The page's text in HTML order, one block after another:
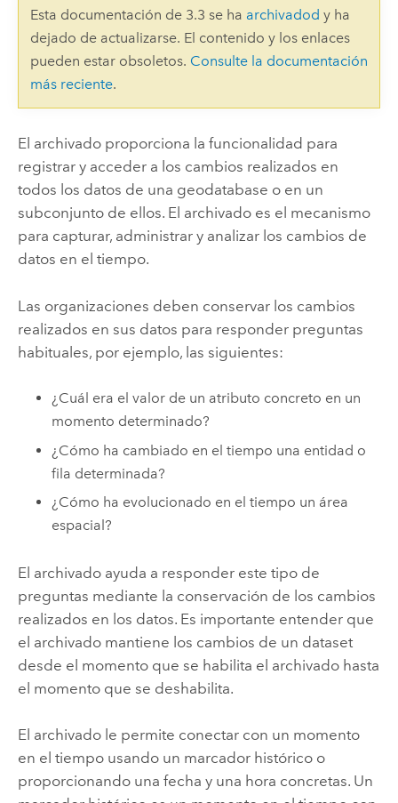
Esta documentación de 3.3 se ha archivadod y ha
dejado de actualizarse. El contenido y los enlaces
pueden estar obsoletos. Consulte la documentación
más reciente.
El archivado proporciona la funcionalidad para
registrar y acceder a los cambios realizados en
todos los datos de una geodatabase o en un
subconjunto de ellos. El archivado es el mecanismo
para capturar, administrar y analizar los cambios de
datos en el tiempo.
Las organizaciones deben conservar los cambios
realizados en sus datos para responder preguntas
habituales, por ejemplo, las siguientes:
¿Cuál era el valor de un atributo concreto en un
momento determinado?
¿Cómo ha cambiado en el tiempo una entidad o
fila determinada?
¿Cómo ha evolucionado en el tiempo un área
espacial?
El archivado ayuda a responder este tipo de
preguntas mediante la conservación de los cambios
realizados en los datos. Es importante entender que
el archivado mantiene los cambios de un dataset
desde el momento que se habilita el archivado hasta
el momento que se deshabilita.
El archivado le permite conectar con un momento
en el tiempo usando un marcador histórico o
proporcionando una fecha y una hora concretas. Un